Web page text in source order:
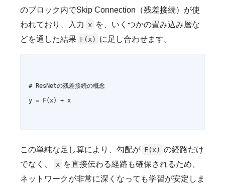
のブロック内でSkip Connection（残差接続）が使
われており、入力
x を、いくつかの畳み込み層な
どを通した結果 F(x) に足し合わせます。
# ResNetの残差接続の概念
y = F(x) + x
この単純な足し算により、勾配が F(x) の経路だけ
でなく、
x を直接伝わる経路も確保されるため、
ネットワークが非常に深くなっても学習が安定しま